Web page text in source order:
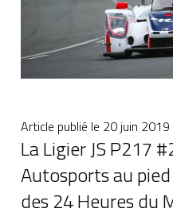
Article publié le 20 juin 2019
La Ligier JS P217
Autosports au
des 24 Heures du